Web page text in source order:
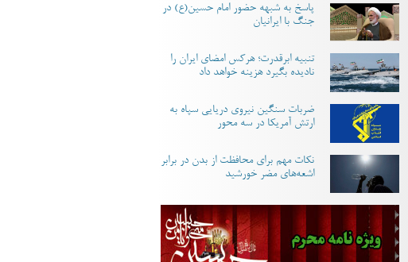
پاسخ به شبهه حضور امام حسین(ع) در
جنگ با ایرانیان
تنبیه ابرقدرت؛ هرکس امضای ایران را
نادیده بگیرد هزینه خواهد داد
ضربات سنگین نیروی دریایی سپاه به
ارتش آمریکا در سه محور
نکات مهم برای محافظت از بدن در برابر
اشعه‌های مضر خورشید